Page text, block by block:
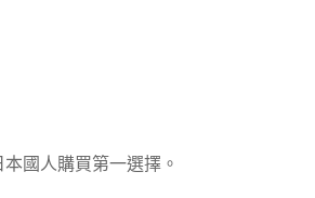
國人購買第一選擇。